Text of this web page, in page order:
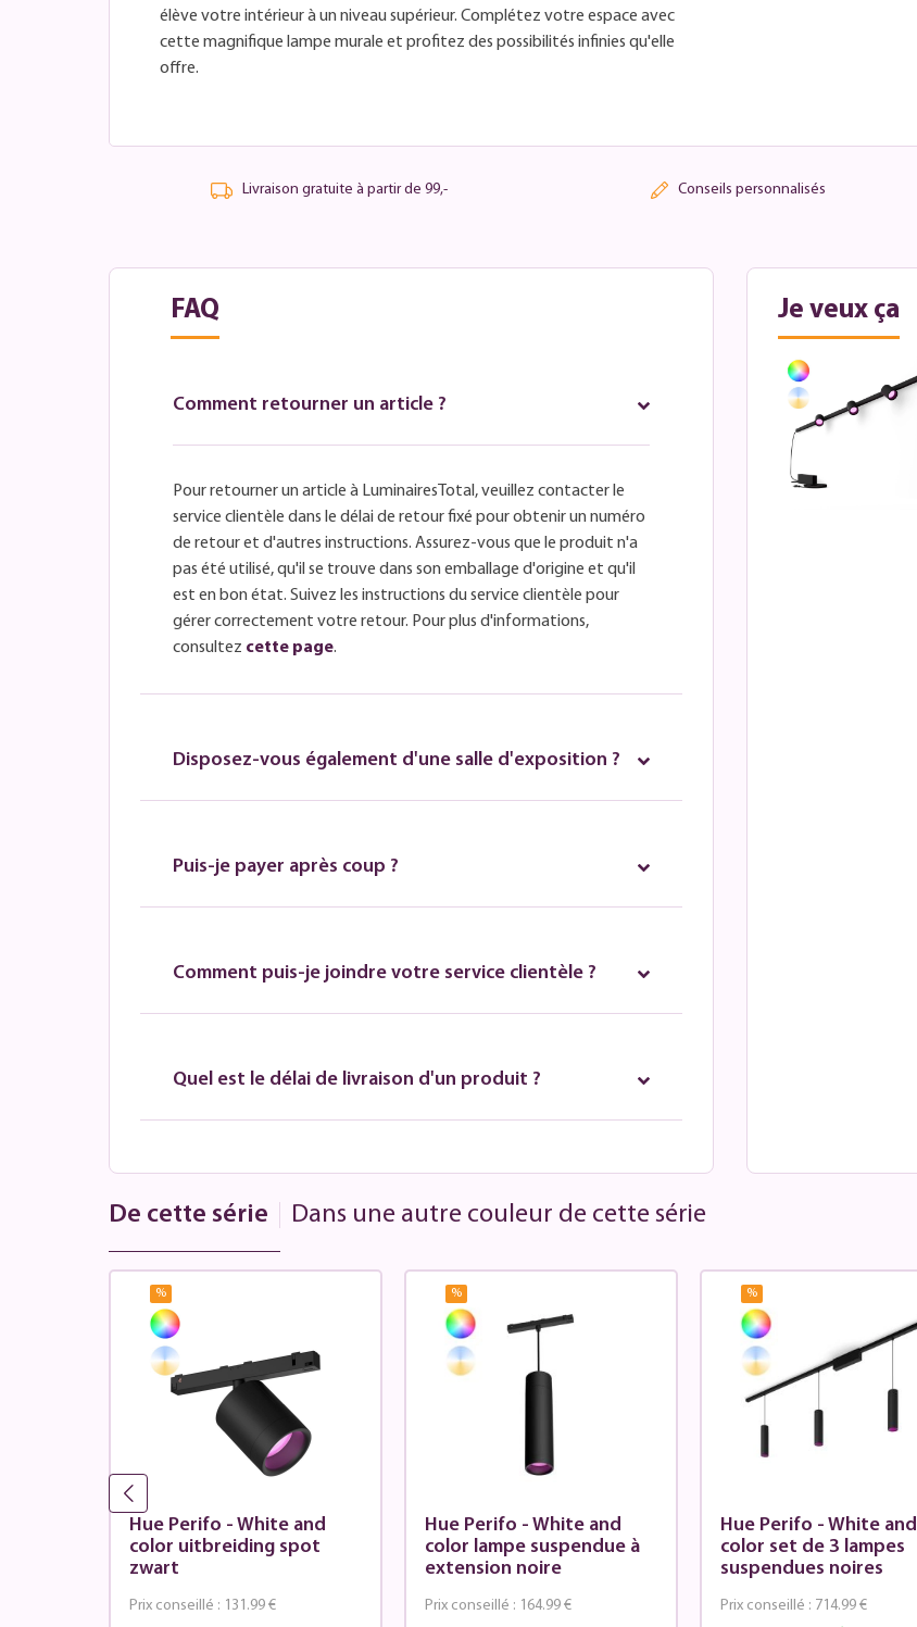
élève votre intérieur à un niveau supérieur. Complétez votre espace avec
cette magnifique lampe murale et profitez des possibilités infinies qu'elle
offre.
Livraison gratuite à partir de 99,- Conseils personnalisés
FAQ
Comment retourner un article ?
Pour retourner un article à LuminairesTotal, veuillez contacter le
service clientèle dans le délai de retour fixé pour obtenir un numéro
de retour et d'autres instructions. Assurez-vous que le produit n'a
pas été utilisé, qu'il se trouve dans son emballage d'origine et qu'il
est en bon état. Suivez les instructions du service clientèle pour
gérer correctement votre retour. Pour plus d'informations,
consultez cette page.
Disposez-vous également d'une salle d'exposition ?
Puis-je payer après coup ?
Comment puis-je joindre votre service clientèle ?
Quel est le délai de livraison d'un produit ?
Je veux ça
De cette série Dans une autre couleur de cette série
%
Hue Perifo - White and
color uitbreiding spot
zwart
Prix conseillé : 131.99 €
%
Hue Perifo - White and
color lampe suspendue à
extension noire
Prix conseillé : 164.99 €
%
Hue Perifo - White and
color set de 3 lampes
suspendues noires
Prix conseillé : 714.99 €